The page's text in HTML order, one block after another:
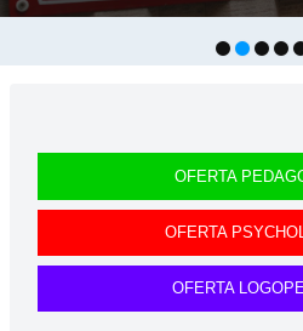
OFERTA
OFERTA
OFERTA